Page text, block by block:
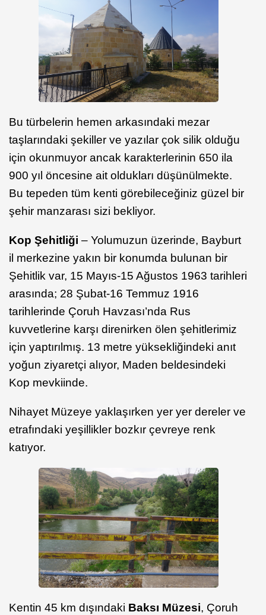
Bu türbelerin hemen arkasındaki mezar
taşlarındaki şekiller ve yazılar çok silik olduğu
için okunmuyor ancak karakterlerinin 650 ila
900 yıl öncesine ait oldukları düşünülmekte.
Bu tepeden tüm kenti görebileceğiniz güzel bir
şehir manzarası sizi bekliyor.
Kop Şehitliği – Yolumuzun üzerinde, Bayburt
il merkezine yakın bir konumda bulunan bir
Şehitlik var, 15 Mayıs-15 Ağustos 1963 tarihleri
arasında; 28 Şubat-16 Temmuz 1916
tarihlerinde Çoruh Havzası’nda Rus
kuvvetlerine karşı direnirken ölen şehitlerimiz
için yaptırılmış. 13 metre yüksekliğindeki anıt
yoğun ziyaretçi alıyor, Maden beldesindeki
Kop mevkiinde.
Nihayet Müzeye yaklaşırken yer yer dereler ve
etrafındaki yeşillikler bozkır çevreye renk
katıyor.
Kentin 45 km dışındaki Baksı Müzesi, Çoruh